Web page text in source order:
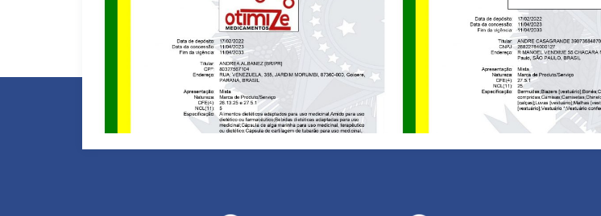
OTIMIZE MEDICAMENTOS – MARCA REGISTRADA – CLASSE 05